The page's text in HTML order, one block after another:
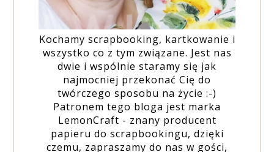
Kochamy scrapbooking, kartkowanie i
wszystko co z tym związane. Jest nas
dwie i wspólnie staramy się jak
najmocniej przekonać Cię do
twórczego sposobu na życie :-)
Patronem tego bloga jest marka
LemonCraft - znany producent
papieru do scrapbookingu, dzięki
czemu, zapraszamy do nas w gości,